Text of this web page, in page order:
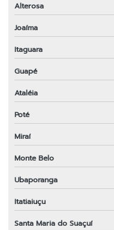
Alterosa
Joaíma
Itaguara
Guapé
Ataléia
Poté
Miraí
Monte Belo
Ubaporanga
Itatiaiuçu
Santa Maria do Suaçuí